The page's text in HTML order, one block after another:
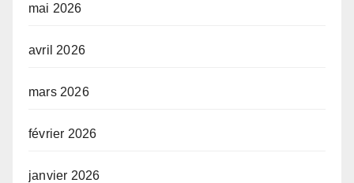
mai 2026
avril 2026
mars 2026
février 2026
janvier 2026